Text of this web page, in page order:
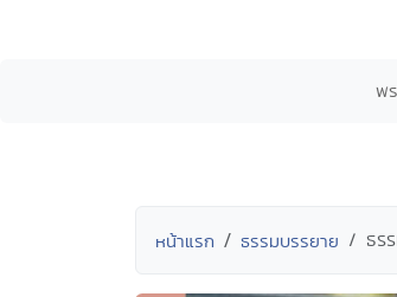
พ
หน้าแรก ธรรมบรรยาย ธร